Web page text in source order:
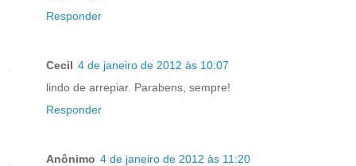
Responder
Cecil 4 de janeiro de 2012 às 10:07
lindo de arrepiar. Parabens, sempre!
Responder
Anônimo 4 de janeiro de 2012 às 11:20